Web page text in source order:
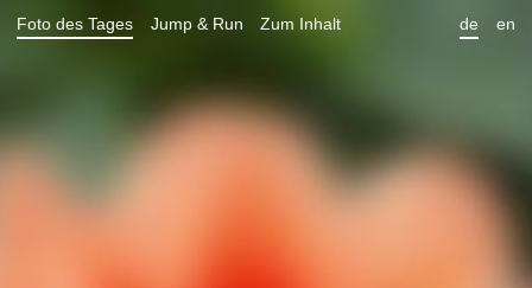
Foto des Tages Jump & Run Zum Inhalt de en